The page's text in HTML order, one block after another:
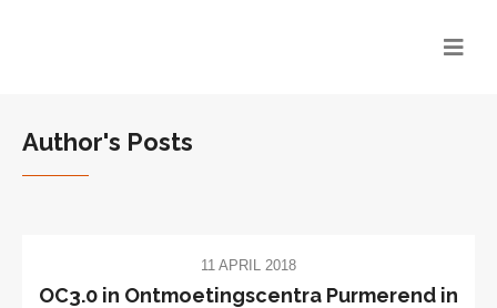
Author's Posts
11 APRIL 2018
OC3.0 in Ontmoetingscentra Purmerend in